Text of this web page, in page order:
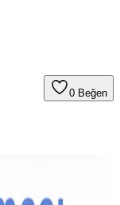
0 Beğen
Tepsileri